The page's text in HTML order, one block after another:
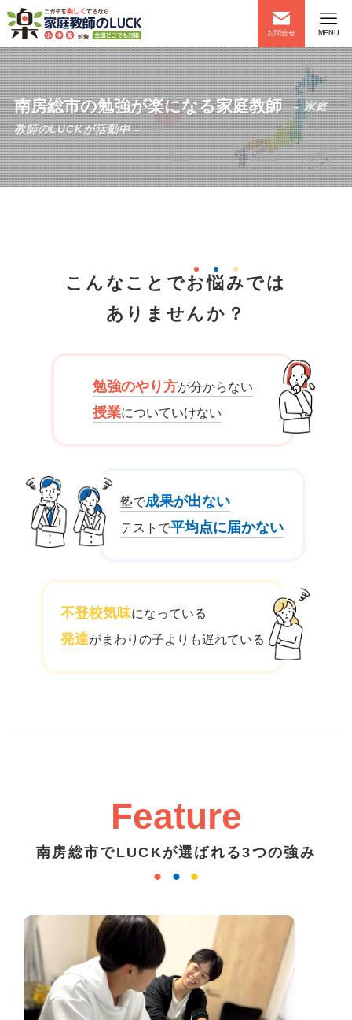
お問合せ MENU
南房総市の勉強が楽になる家庭教師
– 家庭
教師のLUCKが活動中 –
こんなことでお悩みでは
ありませんか？
勉強のやり方が分からない
授業についていけない
塾で成果が出ない
テストで平均点に届かない
不登校気味になっている
発達がまわりの子よりも遅れている
Feature
南房総市でLUCKが選ばれる3つの強み